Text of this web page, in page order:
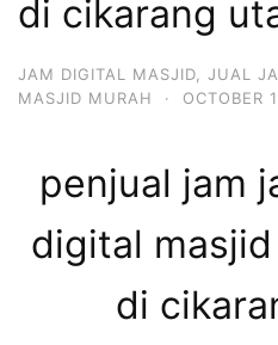
di cikarang
JAM DIGITAL MASJID
JUAL
MASJID MURAH
· OCTOBER
penjual jam
digital
di